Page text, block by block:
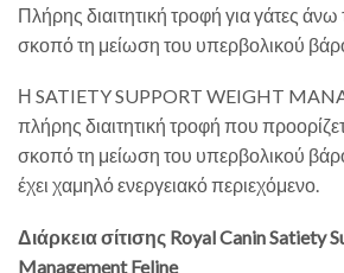
Πλήρης διαιτητική τροφή για γάτες
σκοπό τη μείωση του υπερβολικού
Η SATIETY SUPPORT WEIGHT
πλήρης διαιτητική τροφή που
σκοπό τη μείωση του υπερβολικού
έχει χαμηλό ενεργειακό περιεχόμενο.
Διάρκεια σίτισης Royal Canin Satiety
Management Feline